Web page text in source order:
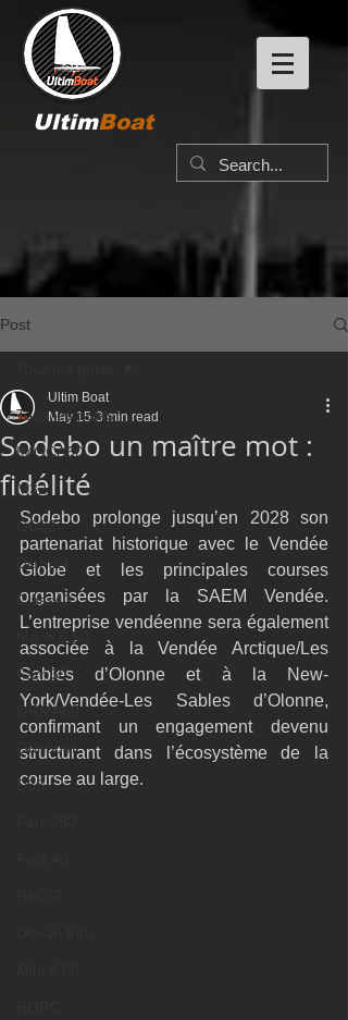
UltimBoat
Post
Tous les posts
IMOCA60
M32
GC32
Diam24
Class40
Mach 6.50
Farr 30
ORMA60
Gunboat
D35
Sodebo un maître mot :
fidélité
Ultim Boat
May 15 3 min read
Sodebo prolonge jusqu’en 2028 son
partenariat historique avec le Vendée
Globe et les principales courses
organisées par la SAEM Vendée.
L’entreprise vendéenne sera également
associée à la Vendée Arctique/Les
Sables d’Olonne et à la New-
York/Vendée-Les Sables d’Olonne,
confirmant un engagement devenu
structurant dans l’écosystème de la
course au large.